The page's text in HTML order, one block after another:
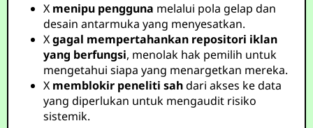
X menipu pengguna melalui pola gelap dan
desain antarmuka yang menyesatkan.
Xgagal mempertahankan repositori iklan
yang berfungsi, menolak hak pemilih untuk
mengetahui siapa yang menargetkan mereka.
X memblokir peneliti sahdari akses ke data
yang diperlukan untuk mengaudit risiko
sistemik.